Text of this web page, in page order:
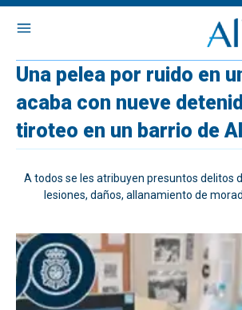
Una pelea por ruido en
acaba con nueve
tiroteo en un barrio de
A todos se les atribuyen presuntos delitos
lesiones, daños, allanamiento de